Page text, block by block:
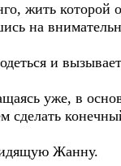
жить которой
на
и
уже, в
сделать
Жанну.